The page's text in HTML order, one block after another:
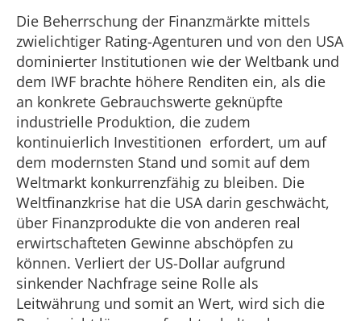
Die Beherrschung der Finanzmärkte mittels
zwielichtiger Rating-Agenturen und von den USA
dominierter Institutionen wie der Weltbank und
dem IWF brachte höhere Renditen ein, als die
an konkrete Gebrauchswerte geknüpfte
industrielle Produktion, die zudem
kontinuierlich Investitionen erfordert, um auf
dem modernsten Stand und somit auf dem
Weltmarkt konkurrenzfähig zu bleiben. Die
Weltfinanzkrise hat die USA darin geschwächt,
über Finanzprodukte die von anderen real
erwirtschafteten Gewinne abschöpfen zu
können. Verliert der US-Dollar aufgrund
sinkender Nachfrage seine Rolle als
Leitwährung und somit an Wert, wird sich die